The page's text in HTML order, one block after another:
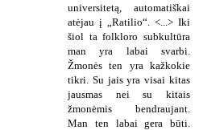
universitetą, automatiškai
atėjau į „Ratilio“. <...> Iki
šiol ta folkloro subkultūra
man yra labai svarbi.
Žmonės ten yra kažkokie
tikri. Su jais yra visai kitas
jausmas nei su kitais
žmonėmis bendraujant.
Man ten labai gera būti.